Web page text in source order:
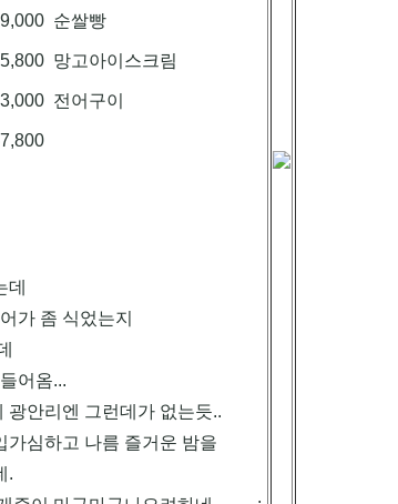
9,000 순쌀빵
5,800 망고아이스크림
전어구이
가 좀 식었는지
어옴...
광안리엔 그런데가 없는듯..
가심하고 나름 즐거운 밤을
.